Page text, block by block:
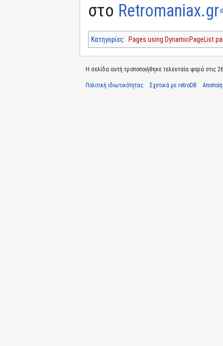
στο Retromaniax.gr
Κατηγορίες: Pages using DynamicPageList
Η σελίδα αυτή τροποποιήθηκε τελευταία φορά στις
Πολιτική ιδιωτικότητας Σχετικά με retroDB